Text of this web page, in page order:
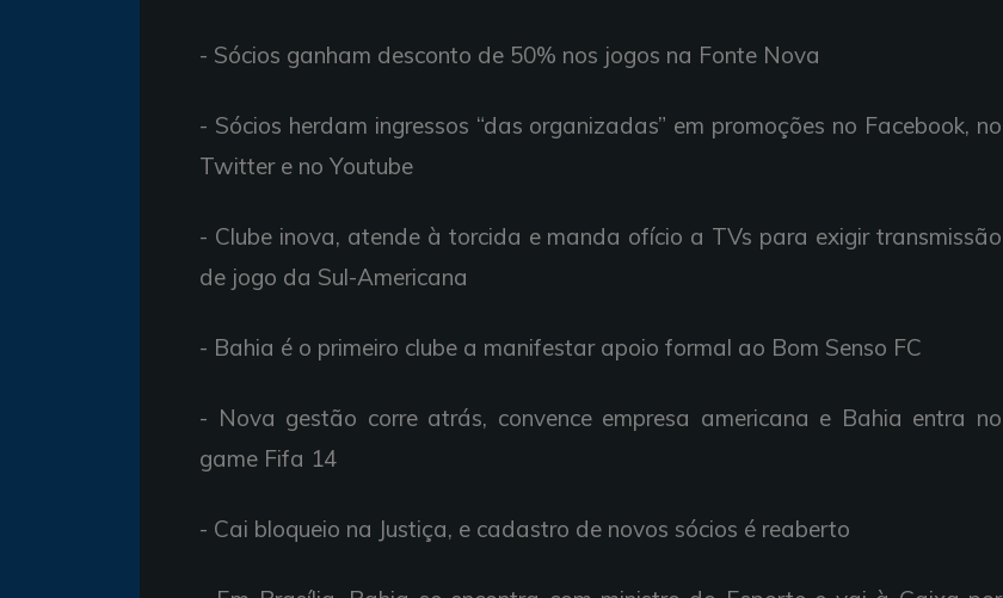
- Sócios ganham desconto de 50% nos jogos na Fonte Nova
- Sócios herdam ingressos “das organizadas” em promoções no Facebook, no
Twitter e no Youtube
- Clube inova, atende à torcida e manda ofício a TVs para exigir transmissão
de jogo da Sul-Americana
- Bahia é o primeiro clube a manifestar apoio formal ao Bom Senso FC
- Nova gestão corre atrás, convence empresa americana e Bahia entra no
game Fifa 14
- Cai bloqueio na Justiça, e cadastro de novos sócios é reaberto